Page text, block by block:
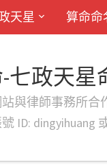
天星 算命命
七政天星
與律師事務所合
ID: dingyihuang